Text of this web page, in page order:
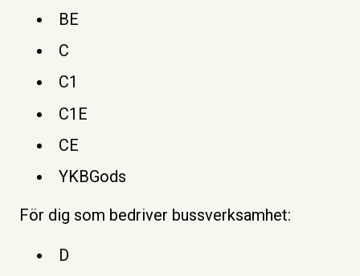
BE
C
C1
C1E
CE
YKBGods
För dig som bedriver bussverksamhet:
D